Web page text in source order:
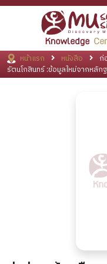
หน้าแรก หนังสือ
ก่
รัตนโกสินทร์ :ข้อมูลใหม่จากหลั